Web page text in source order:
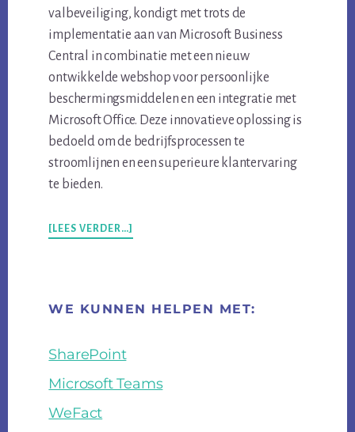
valbeveiliging, kondigt met trots de
implementatie aan van Microsoft Business
Central in combinatie met een nieuw
ontwikkelde webshop voor persoonlijke
beschermingsmiddelen en een integratie met
Microsoft Office. Deze innovatieve oplossing is
bedoeld om de bedrijfsprocessen te
stroomlijnen en een superieure klantervaring
te bieden.
[LEES VERDER…]
INTRODUCEERT
MICROSOFT
WEBSHOP
WE KUNNEN HELPEN MET:
SharePoint
Microsoft Teams
WeFact